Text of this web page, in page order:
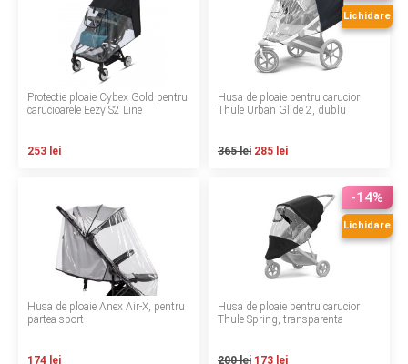
BAIE SI TOALETA
Informatii companie
Showroom
Depozit
Q & A
Protectie ploaie Cybex Gold pentru
carucioarele Eezy S2 Line
253 lei
Lichidare
Husa de ploaie pentru carucior
Thule Urban Glide 2, dublu
365 lei 285 lei
Husa de ploaie Anex Air-X, pentru
partea sport
174 lei
-14%
Lichidare
Husa de ploaie pentru carucior
Thule Spring, transparenta
200 lei 173 lei